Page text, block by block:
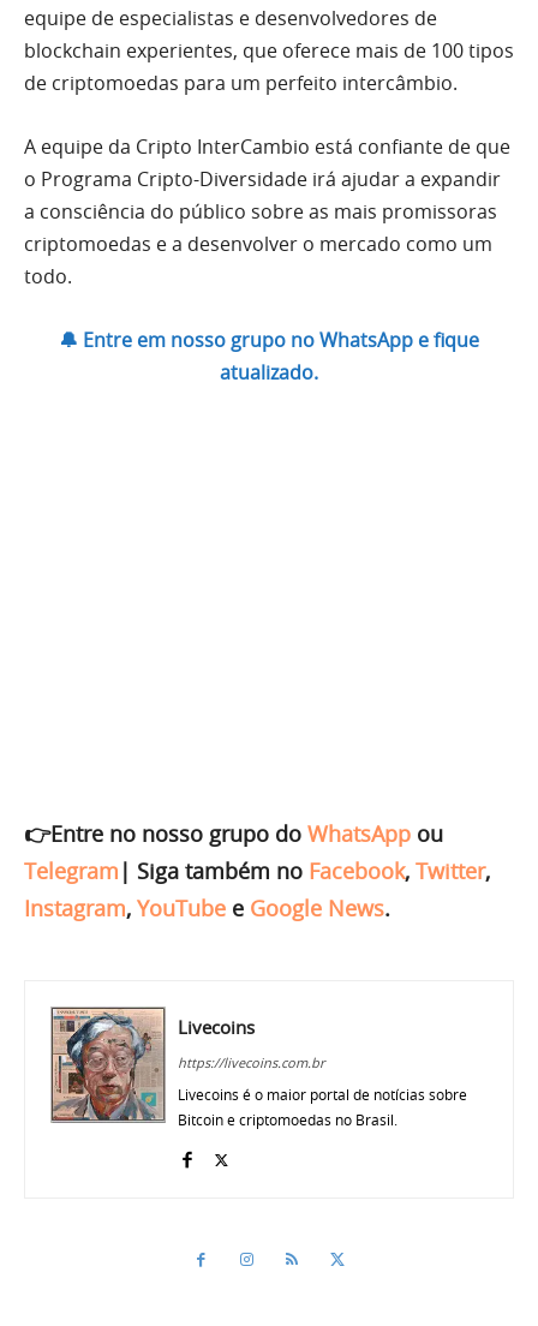
equipe de especialistas e desenvolvedores de
blockchain experientes, que oferece mais de 100 tipos
de criptomoedas para um perfeito intercâmbio.
A equipe da Cripto InterCambio está confiante de que
o Programa Cripto-Diversidade irá ajudar a expandir
a consciência do público sobre as mais promissoras
criptomoedas e a desenvolver o mercado como um
todo.
🔔 Entre em nosso grupo no WhatsApp e fique
atualizado.
👉Entre no nosso grupo do WhatsApp ou
Telegram | Siga também no Facebook, Twitter,
Instagram, YouTube e Google News.
Livecoins
https://livecoins.com.br
Livecoins é o maior portal de notícias sobre
Bitcoin e criptomoedas no Brasil.